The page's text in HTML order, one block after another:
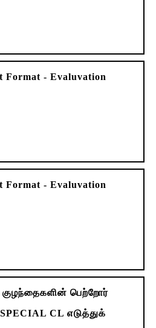
Format - Evaluvation
Format - Evaluvation
குழந்தைகளின் பெற்றோர்
CL எடுத்துக்